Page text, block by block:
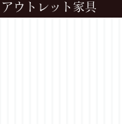
アウトレット家具